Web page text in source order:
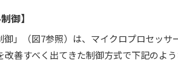
御】
御」（図7参照）は、マイクロプロセッ
改善すべく出てきた制御方式で下記のよう